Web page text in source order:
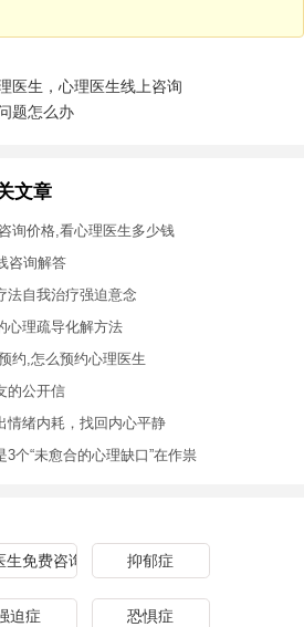
医生，心理医生线上咨询
题怎么办
文章
询价格,看心理医生多少钱
咨询解答
法自我治疗强迫意念
心理疏导化解方法
约,怎么预约心理医生
的公开信
情绪内耗，找回内心平静
个“未愈合的心理缺口”在作祟
生免费咨询 抑郁症
迫症 恐惧症